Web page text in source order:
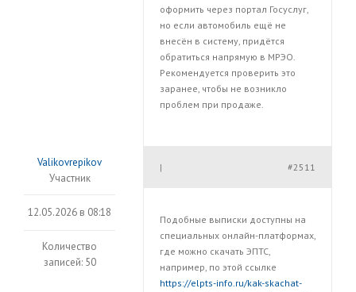
оформить через портал Госуслуг,
но если автомобиль ещё не
внесён в систему, придётся
обратиться напрямую в МРЭО.
Рекомендуется проверить это
заранее, чтобы не возникло
проблем при продаже.
Valikovrepikov
Участник
12.05.2026 в 08:18
Количество
записей: 50
#2511
|
Подобные выписки доступны на
специальных онлайн-платформах,
где можно скачать ЭПТС,
например, по этой ссылке
https://elpts-info.ru/kak-skachat-